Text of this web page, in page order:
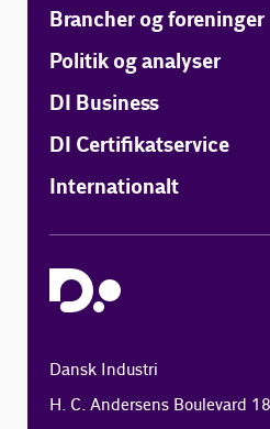
Brancher og foreninger
Politik og analyser
DI Business
DI Certifikatservice
Internationalt
Dansk Industri
H. C. Andersens Boulevard